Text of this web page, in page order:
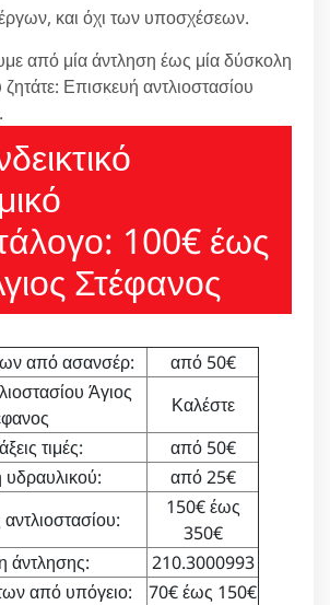
και όχι των υποσχέσεων.
από μία άντληση έως μία δύσκολη
Επισκευή αντλιοστασίου
100€ έως
Στέφανος
από ασανσέρ:
από 50€
Άγιος
Καλέστε
τιμές:
από 50€
από 25€
150€ έως
350€
άντλησης:
210.3000993
από υπόγειο:
70€ έως 150€